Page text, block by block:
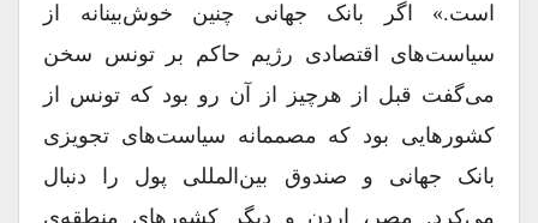
است.» اگر بانک جهانی چنین خو‌ش‌بینانه از
سیاست‌های اقتصادی رژیم حاکم بر تونس سخن
می‌گفت قبل از هرچیز از آن رو بود که تونس از
کشورهایی بود که مصممانه سیاست‌های تجویزی
بانک جهانی و صندوق بین‌المللی پول را دنبال
می‌کرد. مصر، اردن و دیگر کشورهای منطقه‌ی